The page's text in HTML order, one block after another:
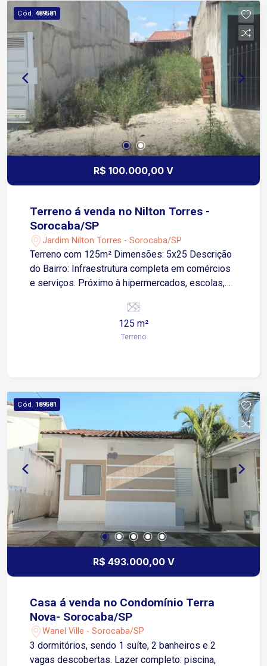
Pavimento superior: 3 salas comerciais com
aproximadamente 30 m² cada Cada sala possui
banheiro privativo e copa Ideal para diversos
segmentos, como distribuidoras, depósitos,
centros de logística, oficinas, e-commerce,
empresas de prestação de serviços, escritórios,
assistências técnicas e outras atividades
comerciais que necessitam de área operacional
integrada ao setor administrativo. Agende sua
visita e conheça o espaço ideal para o
crescimento da sua empresa!
Cód. 489581
R$ 100.000,00 V
Terreno á venda no Nilton Torres -
Sorocaba/SP
Jardim Nilton Torres - Sorocaba/SP
Terreno com 125m² Dimensões: 5x25 Descrição
do Bairro: Infraestrutura completa em comércios
e serviços. Próximo à hipermercados, escolas,
125 m²
Terreno
Cód. 189581
R$ 493.000,00 V
Casa á venda no Condomínio Terra
Nova- Sorocaba/SP
Wanel Ville - Sorocaba/SP
3 dormitórios, sendo 1 suíte, 2 banheiros e 2
vagas descobertas. Lazer completo: piscina,